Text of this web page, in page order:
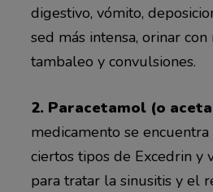
digestivo, vómito,
sed más intensa, orinar
tambaleo y convulsiones.
2. Paracetamol (o
medicamento se
ciertos tipos de Excedrin y
para tratar la sinusitis y el